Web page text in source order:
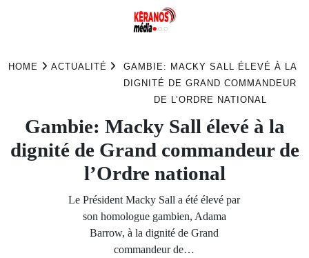
HOME ACTUALITÉ
GAMBIE: MACKY SALL ÉLEVÉ À LA
DIGNITÉ DE GRAND COMMANDEUR
DE L’ORDRE NATIONAL
Gambie: Macky Sall élevé à la
dignité de Grand commandeur de
l’Ordre national
Le Président Macky Sall a été élevé par
son homologue gambien, Adama
Barrow, à la dignité de Grand
commandeur de…